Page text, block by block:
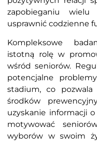
zapobieganiu
usprawnić codzienne
Kompleksowe
istotną rolę w
wśród seniorów.
potencjalne
stadium, co
środków
uzyskanie informacji
motywować
wyborów w swoim